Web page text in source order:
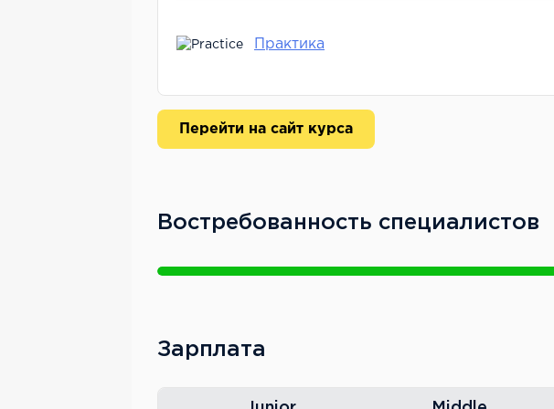
параметры подкрутить. Один раз я
айдентики бренда, а она указала, что шрифт
К концу курса обратная связь стала короче,
Главное, что всегда можно было задать
показывал не только "как нажать кнопку", но
нейросети в работе.
работы в ГК "Самолёт" — как они делают
Практика
Перейти на сайт курса
Востребованность специалистов
Зарплата